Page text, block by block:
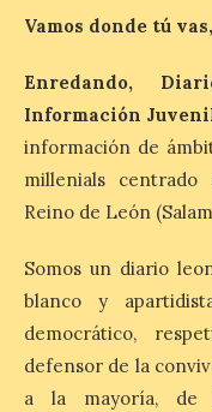
la
El Ayuntamiento de
en marcha
‘Comercios con
promoción […]
Nueva cita
Cine de
agosto con la
juventud’
Vamos donde tú
Enredando,
Información
información de
millenials
Reino de León
Somos un diario
blanco y
democrático,
defensor de la
a la mayoría, de